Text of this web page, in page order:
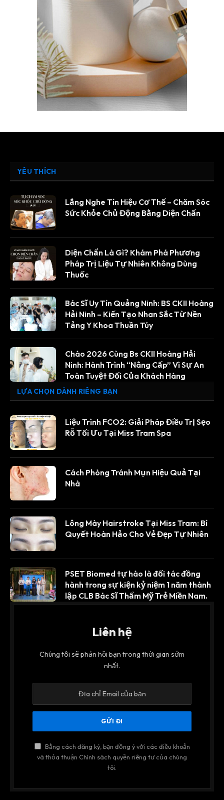
YÊU THÍCH
Lắng Nghe Tín Hiệu Cơ Thể – Chăm Sóc
Sức Khỏe Chủ Động Bằng Diện Chẩn
Diện Chẩn Là Gì? Khám Phá Phương
Pháp Trị Liệu Tự Nhiên Không Dùng
Thuốc
Bác Sĩ Uy Tín Quảng Ninh: BS CKII Hoàng
Hải Ninh – Kiến Tạo Nhan Sắc Từ Nền
Tảng Y Khoa Thuần Túy
Chào 2026 Cùng Bs CKII Hoàng Hải
Ninh: Hành Trình “Nâng Cấp” Vì Sự An
Toàn Tuyệt Đối Của Khách Hàng
LỰA CHỌN DÀNH RIÊNG BẠN
Liệu Trình FCO2: Giải Pháp Điều Trị Sẹo
Rỗ Tối Ưu Tại Miss Tram Spa
Cách Phòng Tránh Mụn Hiệu Quả Tại
Nhà
Lông Mày Hairstroke Tại Miss Tram: Bí
Quyết Hoàn Hảo Cho Vẻ Đẹp Tự Nhiên
PSET Biomed tự hào là đối tác đồng
hành trong sự kiện kỷ niệm 1 năm thành
lập CLB Bác Sĩ Thẩm Mỹ Trẻ Miền Nam.
Liên hệ
Chúng tôi sẽ phản hồi bạn trong thời gian sớm
nhất.
Bằng cách đăng ký, bạn đồng ý với các điều khoản
và thỏa thuận Chính sách quyền riêng tư của chúng
tôi.